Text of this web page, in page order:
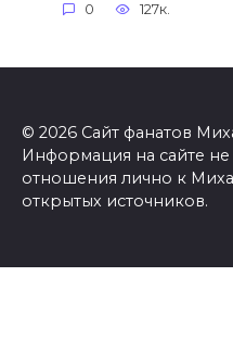
0 127к.
© 2026 Сайт фанатов
Информация на сайте
отношения лично к
открытых источников.